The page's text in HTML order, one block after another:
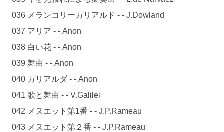
036 メランコリーガリアルド - - J.Dowland
037 アリア - - Anon
038 白い花 - - Anon
039 舞曲 - - Anon
040 ガリアルダ - - Anon
041 歌と舞曲 - - V.Galilei
042 メヌエット第1番 - - J.P.Rameau
043 メヌエット第２番 - - J.P.Rameau